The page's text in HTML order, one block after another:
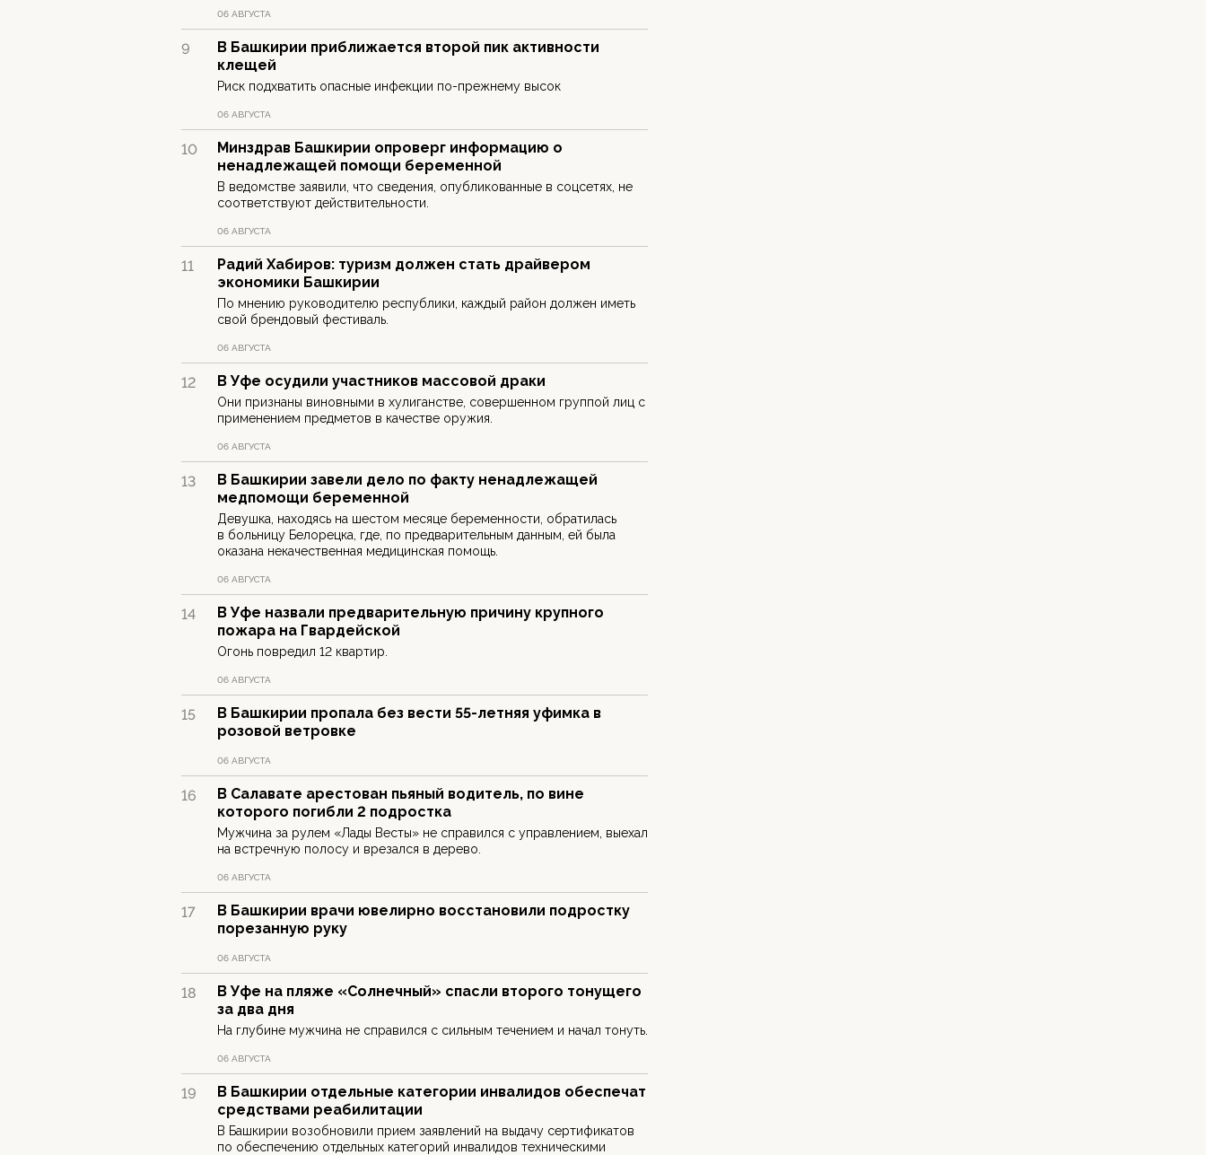
06 АВГУСТА
9
В Башкирии приближается второй пик активности
клещей
Риск подхватить опасные инфекции по-прежнему высок
06 АВГУСТА
10
Минздрав Башкирии опроверг информацию о
ненадлежащей помощи беременной
В ведомстве заявили, что сведения, опубликованные в соцсетях, не
соответствуют действительности.
06 АВГУСТА
11
Радий Хабиров: туризм должен стать драйвером
экономики Башкирии
По мнению руководителю республики, каждый район должен иметь
свой брендовый фестиваль.
06 АВГУСТА
12 В Уфе осудили участников массовой драки
Они признаны виновными в хулиганстве, совершенном группой лиц с
применением предметов в качестве оружия.
06 АВГУСТА
13
В Башкирии завели дело по факту ненадлежащей
медпомощи беременной
Девушка, находясь на шестом месяце беременности, обратилась
в больницу Белорецка, где, по предварительным данным, ей была
оказана некачественная медицинская помощь.
06 АВГУСТА
14
В Уфе назвали предварительную причину крупного
пожара на Гвардейской
Огонь повредил 12 квартир.
06 АВГУСТА
15
В Башкирии пропала без вести 55-летняя уфимка в
розовой ветровке
06 АВГУСТА
16
В Салавате арестован пьяный водитель, по вине
которого погибли 2 подростка
Мужчина за рулем «Лады Весты» не справился с управлением, выехал
на встречную полосу и врезался в дерево.
06 АВГУСТА
17
В Башкирии врачи ювелирно восстановили подростку
порезанную руку
06 АВГУСТА
18
В Уфе на пляже «Солнечный» спасли второго тонущего
за два дня
На глубине мужчина не справился с сильным течением и начал тонуть.
06 АВГУСТА
19
В Башкирии отдельные категории инвалидов обеспечат
средствами реабилитации
В Башкирии возобновили прием заявлений на выдачу сертификатов
по обеспечению отдельных категорий инвалидов техническими